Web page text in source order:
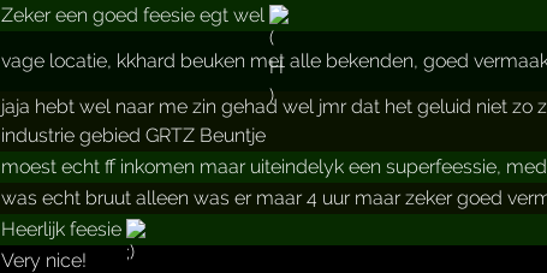
Zeker een goed feesie egt wel
vage locatie, kkhard beuken met alle bekenden, goed
jaja hebt wel naar me zin gehad wel jmr dat het geluid niet zo
industrie gebied GRTZ Beuntje
moest echt ff inkomen maar uiteindelyk een superfeessie,
was echt bruut alleen was er maar 4 uur maar zeker goed
Heerlijk feesie
Very nice!